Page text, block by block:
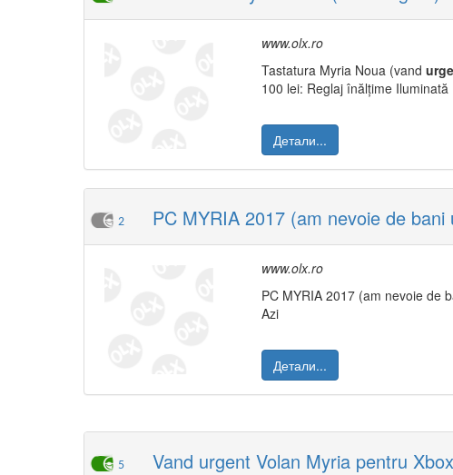
www.olx.ro
Tastatura Myria Noua (vand
100 lei: Reglaj înălțime
Детали...
2 PC MYRIA 2017 (am nevoie de bani
www.olx.ro
PC MYRIA 2017 (am nevoie de
Azi
Детали...
5 Vand urgent Volan Myria pentru